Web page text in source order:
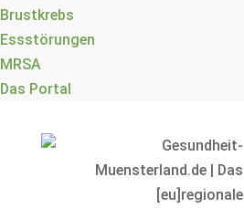
Brustkrebs
Essstörungen
MRSA
Das Portal